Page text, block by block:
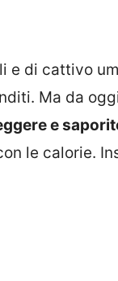
e di cattivo
Ma da
e
le calorie.